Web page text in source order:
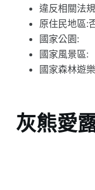
違反相關法
原住民地區:
國家公園:
國家風景區:
國家森林遊
灰熊愛